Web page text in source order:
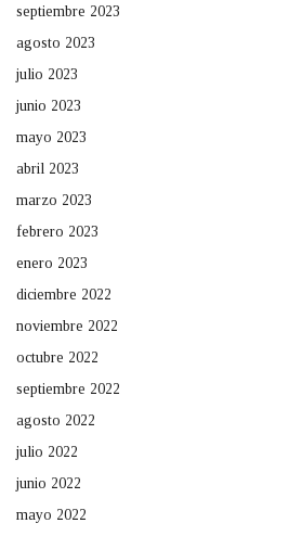
septiembre 2023
agosto 2023
julio 2023
junio 2023
mayo 2023
abril 2023
marzo 2023
febrero 2023
enero 2023
diciembre 2022
noviembre 2022
octubre 2022
septiembre 2022
agosto 2022
julio 2022
junio 2022
mayo 2022